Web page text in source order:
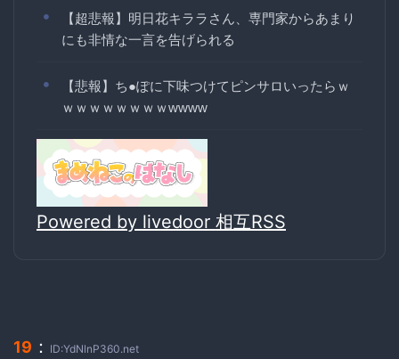
【超悲報】明日花キララさん、専門家からあまり
にも非情な一言を告げられる
【悲報】ち●ぽに下味つけてピンサロいったらｗ
ｗｗｗｗｗｗｗｗwwww
Powered by livedoor 相互RSS
19 ： ID:YdNlnP360.net